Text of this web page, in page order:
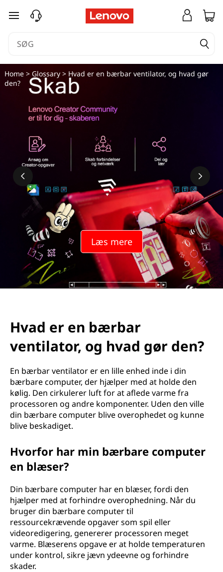
spring til hovedindhold
Læs mere
Home> Glossary> Hvad er en bærbar ventilator, og hvad gør
den?
Hvad er en bærbar
ventilator, og hvad gør den?
En bærbar ventilator er en lille enhed inde i din
bærbare computer, der hjælper med at holde den
kølig. Den cirkulerer luft for at aflede varme fra
processoren og andre komponenter. Uden den ville
din bærbare computer blive overophedet og kunne
blive beskadiget.
Hvorfor har min bærbare computer
en blæser?
Din bærbare computer har en blæser, fordi den
hjælper med at forhindre overophedning. Når du
bruger din bærbare computer til
ressourcekrævende opgaver som spil eller
videoredigering, genererer processoren meget
varme. Blæserens opgave er at holde temperaturen
under kontrol, sikre jævn ydeevne og forhindre
skader.